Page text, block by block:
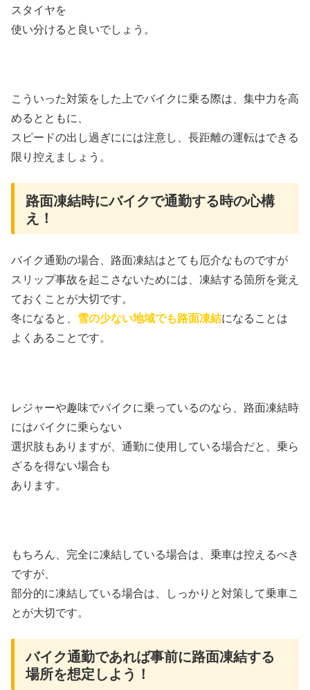
スタイヤを
使い分けると良いでしょう。
こういった対策をした上でバイクに乗る際は、集中力を高
めるとともに、
スピードの出し過ぎにには注意し、長距離の運転はできる
限り控えましょう。
路面凍結時にバイクで通勤する時の心構
え！
バイク通勤の場合、路面凍結はとても厄介なものですが
スリップ事故を起こさないためには、凍結する箇所を覚え
ておくことが大切です。
冬になると、 雪の少ない地域でも路面凍結になることは
よくあることです。
レジャーや趣味でバイクに乗っているのなら、路面凍結時
にはバイクに乗らない
選択肢もありますが、通勤に使用している場合だと、乗ら
ざるを得ない場合も
あります。
もちろん、完全に凍結している場合は、乗車は控えるべき
ですが、
部分的に凍結している場合は、しっかりと対策して乗車こ
とが大切です。
バイク通勤であれば事前に路面凍結する
場所を想定しよう！